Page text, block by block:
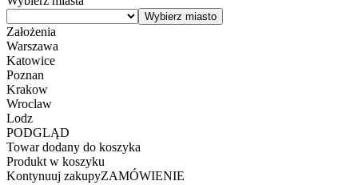
Założenia
Warszawa
Katowice
Poznan
Krakow
Wroclaw
Lodz
PODGLĄD
Towar dodany do koszyka
Produkt w koszyku
Kontynuuj zakupyZAMÓWIENIE